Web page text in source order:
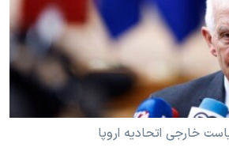
آمریکا ۲۰۲۴
به اسرائیل
خارجی اتحادیه اروپا